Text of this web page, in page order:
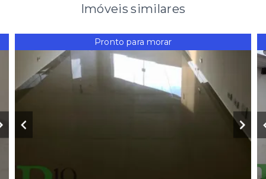
Imóveis similares
Pronto para morar